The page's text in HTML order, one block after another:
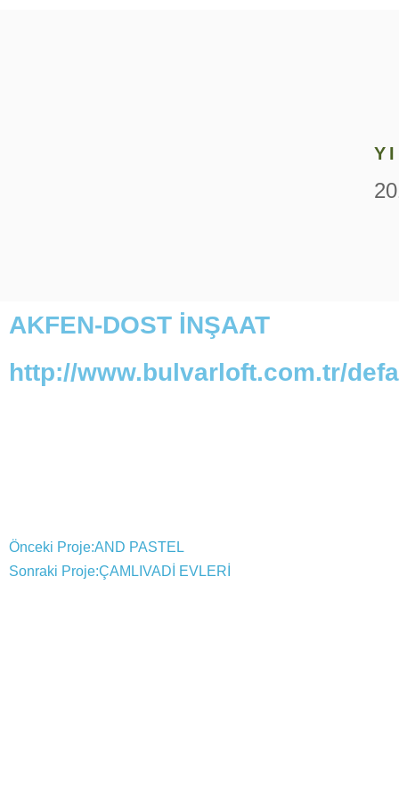
AKFEN-DOST İNŞAAT
http://www.bulvarloft.com.tr/
Önceki Proje:AND PASTEL
Sonraki Proje:ÇAMLIVADİ EVLERİ